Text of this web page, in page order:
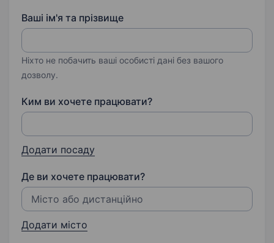
Ваші ім'я та прізвище
Ніхто не побачить ваші особисті дані без вашого
дозволу.
Ким ви хочете працювати?
Додати посаду
Де ви хочете працювати?
Додати місто